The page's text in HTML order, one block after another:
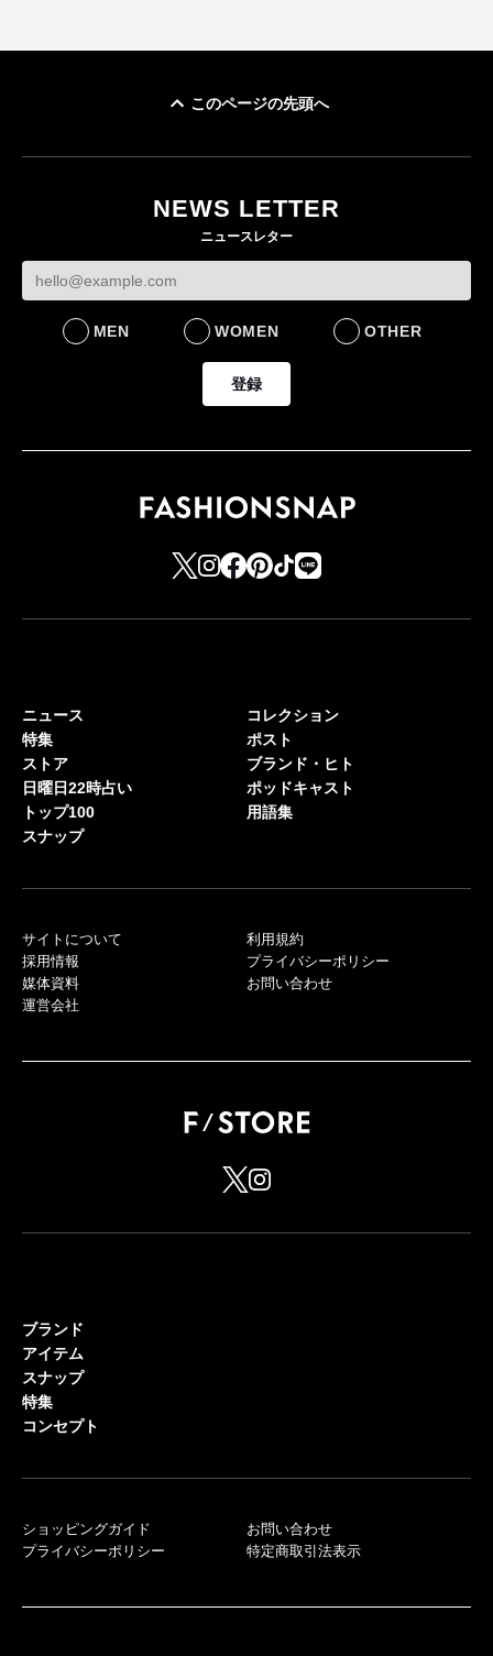
このページの先頭へ
NEWS LETTER
ニュースレター
MEN WOMEN OTHER
登録
ニュース
特集
ストア
日曜日22時占い
トップ100
スナップ
コレクション
ポスト
ブランド・ヒト
ポッドキャスト
用語集
サイトについて
採用情報
媒体資料
運営会社
利用規約
プライバシーポリシー
お問い合わせ
ブランド
アイテム
スナップ
特集
コンセプト
ショッピングガイド
プライバシーポリシー
お問い合わせ
特定商取引法表示